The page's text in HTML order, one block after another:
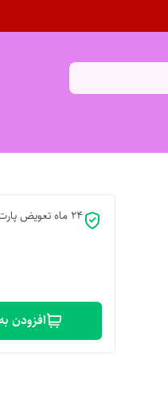
24 ماه تعویض پارت الکتریک
افزودن